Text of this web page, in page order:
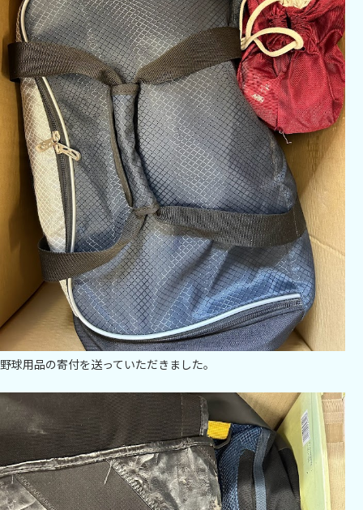
野球用品の寄付を送っていただきました。